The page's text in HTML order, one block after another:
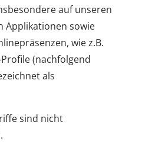
auf unseren
Applikationen sowie
wie z.B.
(nachfolgend
als
sind nicht